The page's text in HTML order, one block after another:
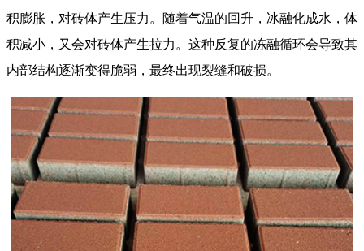
积膨胀，对砖体产生压力。随着气温的回升，冰融化成水，体
积减小，又会对砖体产生拉力。这种反复的冻融循环会导致其
内部结构逐渐变得脆弱，最终出现裂缝和破损。